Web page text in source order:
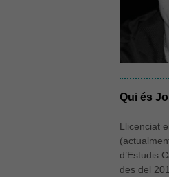
Qui és
Llicenciat
d’Estudis
des del